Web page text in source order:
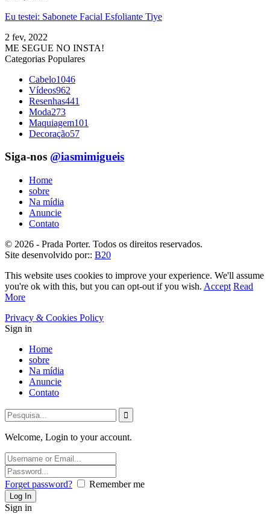
Eu testei: Sabonete Facial Esfoliante Tiye
2 fev, 2022
ME SEGUE NO INSTA!
Categorias Populares
Cabelo1046
Vídeos962
Resenhas441
Moda273
Maquiagem101
Decoração57
Siga-nos @iasmimigueis
Home
sobre
Na mídia
Anuncie
Contato
© 2026 - Prada Porter. Todos os direitos reservados.
Site desenvolvido por:: B20
This website uses cookies to improve your experience. We'll assume
you're ok with this, but you can opt-out if you wish. Accept Read
More
Privacy & Cookies Policy
Sign in
Home
sobre
Na mídia
Anuncie
Contato
Welcome, Login to your account.
Forget password? Remember me
Sign in